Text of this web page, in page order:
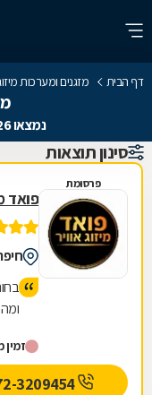
דף הבית מזגנים ומערכות
נמצאו 26 מזגנים ומערכות מיזוג אוויר
סינון תוצאות
פרסומת
פואד
זמין מ-
072-3209454